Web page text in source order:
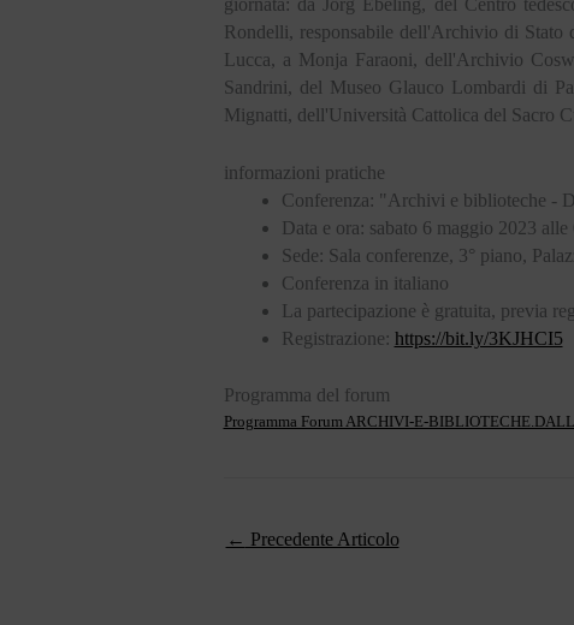
Rondelli, responsabile dell'Archivio di
Lucca, a Monja Faraoni, dell'Archivio
Sandrini, del Museo Glauco Lombardi di
Mignatti, dell'Università Cattolica del Sacro
informazioni pratiche
Conferenza: "Archivi e biblioteche -
Data e ora: sabato 6 maggio 2023 alle
Sede: Sala conferenze, 3° piano,
Conferenza in italiano
La partecipazione è gratuita, previa
Registrazione: https://bit.ly/3KJHCI5
Programma del forum
Programma Forum ARCHIVI-E-
← Precedente Articolo